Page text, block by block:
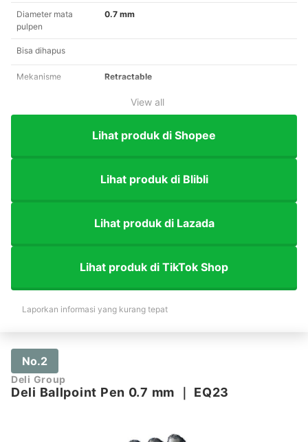
Diameter mata
pulpen
0.7 mm
Bisa dihapus
Mekanisme Retractable
View all
Lihat produk di Shopee
Lihat produk di Blibli
Lihat produk di Lazada
Lihat produk di TikTok Shop
Laporkan informasi yang kurang tepat
No.2
Deli Group
Deli Ballpoint Pen 0.7 mm EQ23